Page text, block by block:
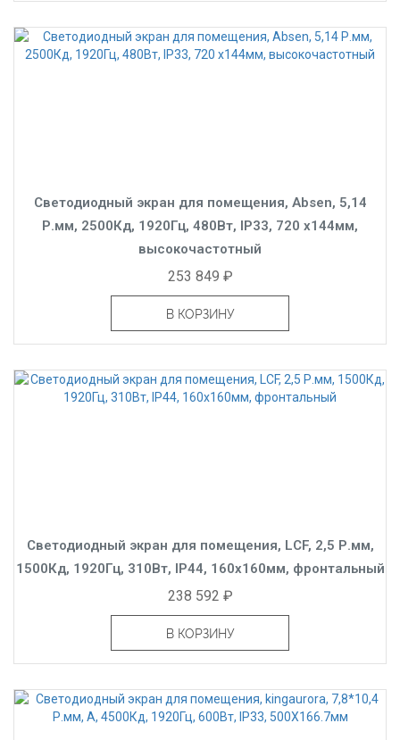
Светодиодный экран для помещения, Absen, 5,14
Р.мм, 2500Кд, 1920Гц, 480Вт, IP33, 720 x144мм,
высокочастотный
253 849 ₽
В КОРЗИНУ
Светодиодный экран для помещения, LCF, 2,5 Р.мм,
1500Кд, 1920Гц, 310Вт, IP44, 160x160мм, фронтальный
238 592 ₽
В КОРЗИНУ